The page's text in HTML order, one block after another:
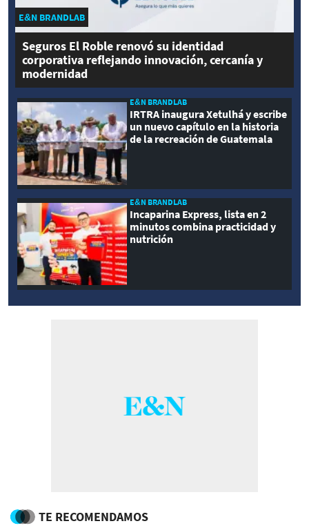
E&N BRANDLAB
Seguros El Roble renovó su identidad
corporativa reflejando innovación, cercanía y
modernidad
E&N BRANDLAB
IRTRA inaugura Xetulhá y escribe
un nuevo capítulo en la historia
de la recreación de Guatemala
E&N BRANDLAB
Incaparina Express, lista en 2
minutos combina practicidad y
nutrición
TE RECOMENDAMOS